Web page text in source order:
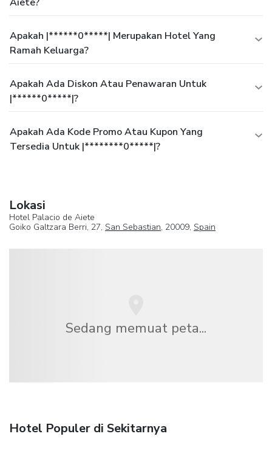
Apakah |******0*****| Merupakan Hotel Yang
Ramah Keluarga?
Apakah Ada Diskon Atau Penawaran Untuk
|******0*****|?
Apakah Ada Kode Promo Atau Kupon Yang
Tersedia Untuk |********0*****|?
Lokasi
Hotel Palacio de Aiete
Goiko Galtzara Berri, 27, San Sebastian, 20009, Spain
Sedang memuat peta...
Hotel Populer di Sekitarnya